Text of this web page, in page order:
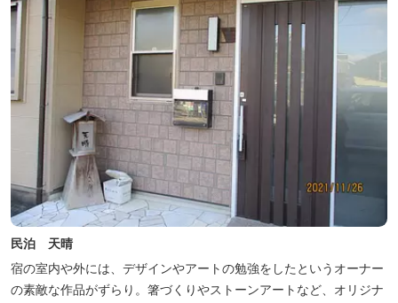
民泊 天晴
宿の室内や外には、デザインやアートの勉強をしたというオーナー
の素敵な作品がずらり。箸づくりやストーンアートなど、オリジナ